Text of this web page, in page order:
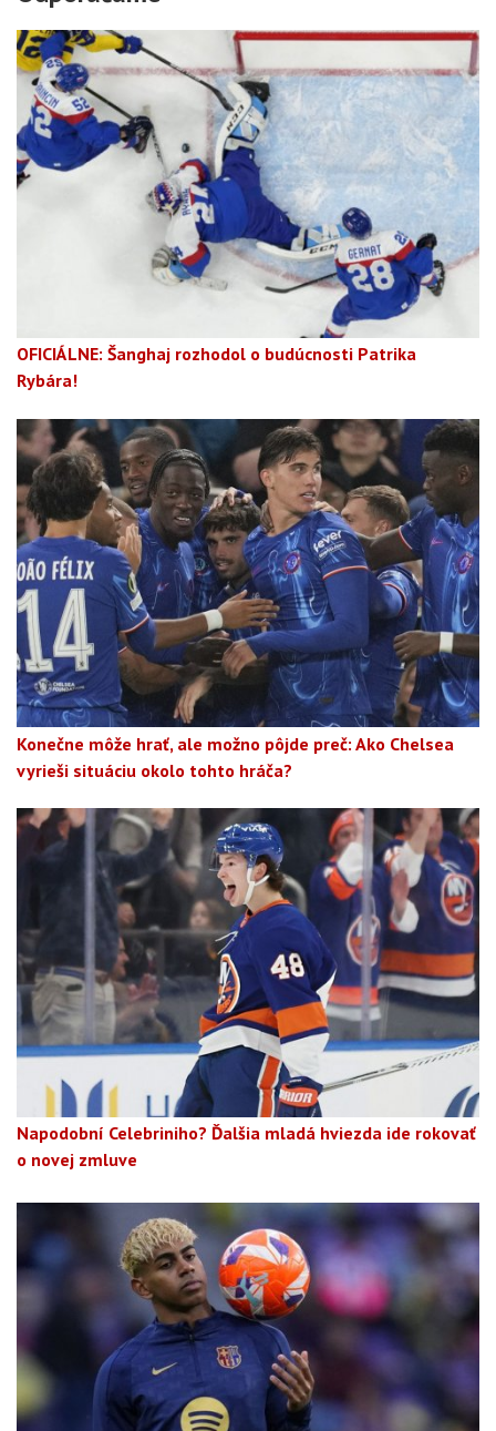
OFICIÁLNE: Šanghaj rozhodol o budúcnosti Patrika
Rybára!
Konečne môže hrať, ale možno pôjde preč: Ako Chelsea
vyrieši situáciu okolo tohto hráča?
Napodobní Celebriniho? Ďalšia mladá hviezda ide rokovať
o novej zmluve